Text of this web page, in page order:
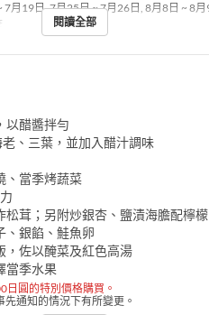
月19日, 7月25日 ~ 7月26日, 8月8日 ~ 8
閱讀全部
以醋醬拌勻
、三葉，並加入醋汁調味
、當季烤蔬菜
茸；另附炒銀杏、鹽漬海膽配檸檬
、銀餡、鮭魚卵
，佐以醃菜及紅色高湯
當季水果
日圓的特別價格購買。
通知的情況下有所變更。